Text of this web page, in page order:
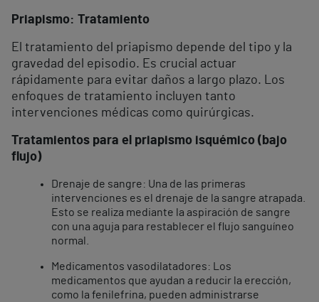
Priapismo: Tratamiento
El tratamiento del priapismo depende del tipo y la
gravedad del episodio. Es crucial actuar
rápidamente para evitar daños a largo plazo. Los
enfoques de tratamiento incluyen tanto
intervenciones médicas como quirúrgicas.
Tratamientos para el priapismo isquémico (bajo
flujo)
Drenaje de sangre: Una de las primeras
intervenciones es el drenaje de la sangre atrapada.
Esto se realiza mediante la aspiración de sangre
con una aguja para restablecer el flujo sanguíneo
normal.
Medicamentos vasodilatadores: Los
medicamentos que ayudan a reducir la erección,
como la fenilefrina, pueden administrarse